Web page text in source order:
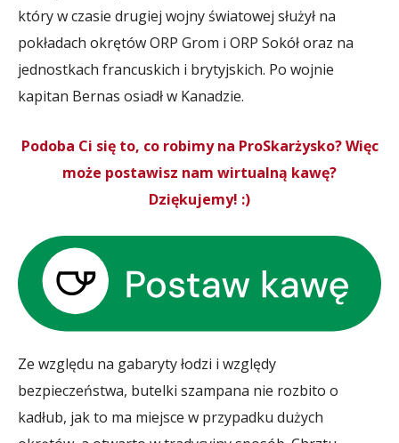
który w czasie drugiej wojny światowej służył na
pokładach okrętów ORP Grom i ORP Sokół oraz na
jednostkach francuskich i brytyjskich. Po wojnie
kapitan Bernas osiadł w Kanadzie.
Podoba Ci się to, co robimy na ProSkarżysko? Więc
może postawisz nam wirtualną kawę?
Dziękujemy! :)
Ze względu na gabaryty łodzi i względy
bezpieczeństwa, butelki szampana nie rozbito o
kadłub, jak to ma miejsce w przypadku dużych